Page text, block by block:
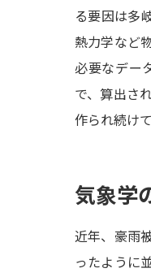
る要因は多
熱力学など
必要なデー
で、算出さ
作られ続け
気象学
近年、豪雨
ったように